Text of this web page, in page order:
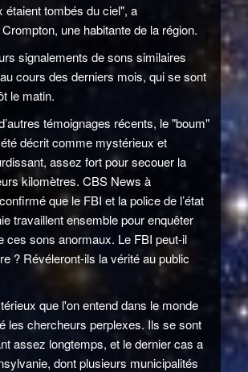
étaient tombés du ciel", a
une habitante de la région.
signalements de sons similaires
cours des derniers mois, qui se sont
le matin.
témoignages récents, le "boum"
décrit comme mystérieux et
assez fort pour secouer la
kilomètres. CBS News à
que le FBI et la police de l’état
travaillent ensemble pour enquêter
ces sons anormaux. Le FBI peut-il
? Révéleront-ils la vérité au public
que l'on entend dans le monde
les chercheurs perplexes. Ils se sont
assez longtemps, et le dernier cas a
dont plusieurs municipalités